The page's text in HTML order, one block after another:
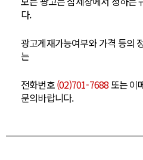
다.
광고게재가능여부와 가격 등의
는
전화번호(02)701-7688 또는 이
문의바랍니다.